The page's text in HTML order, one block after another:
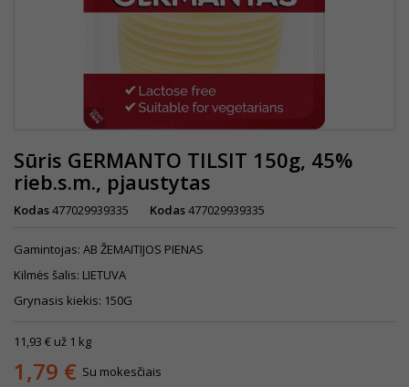
Sūris GERMANTO TILSIT 150g, 45%
rieb.s.m., pjaustytas
Kodas477029939335 Kodas477029939335
Gamintojas: AB ŽEMAITIJOS PIENAS
Kilmės šalis: LIETUVA
Grynasis kiekis: 150G
11,93 € už 1 kg
1,79 € Su mokesčiais